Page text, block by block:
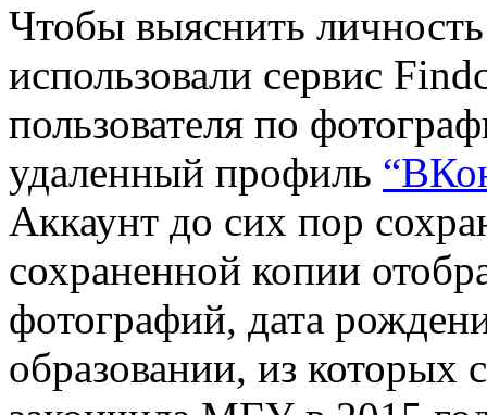
Чтобы выяснить
использовали сервис
пользователя по
удаленный профиль
Аккаунт до сих пор
сохраненной копии
фотографий, дата
образовании, из которых